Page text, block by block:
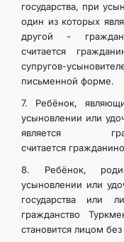
государства, при
один из которых
другой -
считается
супругов-
письменной форме.
7. Ребёнок,
усыновлении или
является
считается
8. Ребёнок,
усыновлении или
государства или
гражданство
становится лицом